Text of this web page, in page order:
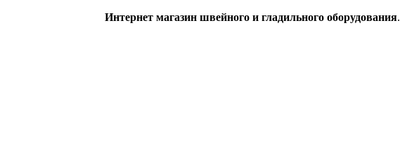
Интернет магазин швейного и гладильного оборудования.